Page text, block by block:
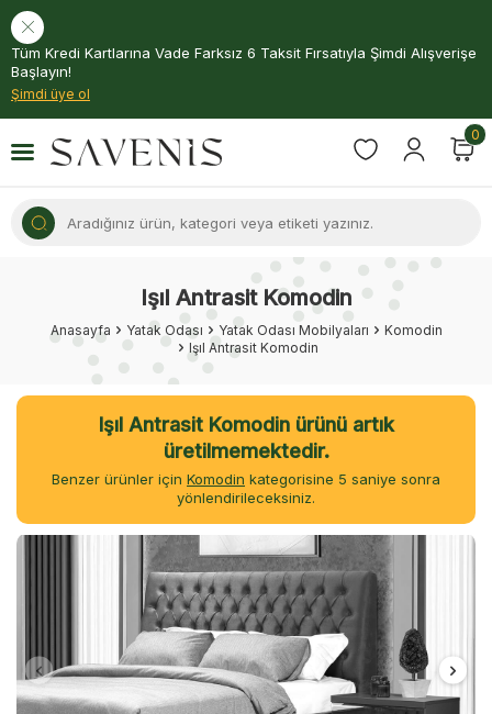
Tüm Kredi Kartlarına Vade Farksız 6 Taksit Fırsatıyla Şimdi Alışverişe
Başlayın!
Şimdi üye ol
0
Işıl Antrasit Komodin
Anasayfa Yatak Odası Yatak Odası Mobilyaları
Komodin
Işıl Antrasit Komodin
Işıl Antrasit Komodin ürünü artık
üretilmemektedir.
Benzer ürünler için Komodin kategorisine 5 saniye sonra
yönlendirileceksiniz.